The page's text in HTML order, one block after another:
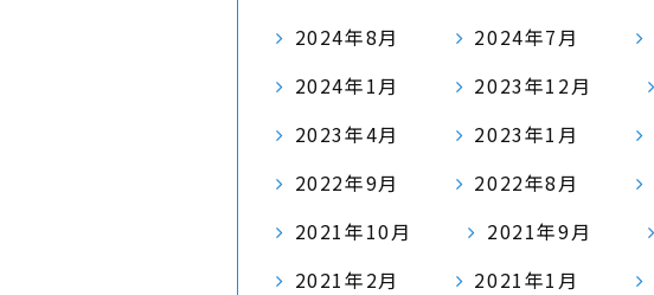
2024年8月
2024年7月
2024年1月
2023年12月
2023年4月
2023年1月
2022年9月
2022年8月
2021年10月
2021年9月
2021年2月
2021年1月